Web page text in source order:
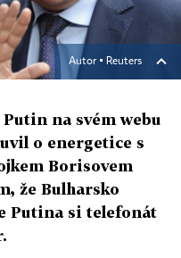
Autor ▪ Reuters
na svém webu
o energetice s
Borisovem
že Bulharsko
Putina si telefonát